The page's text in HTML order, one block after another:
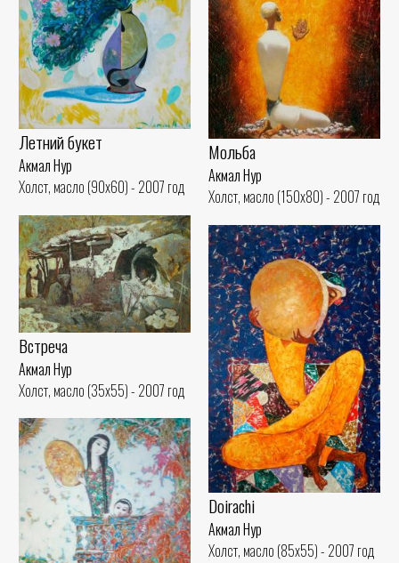
Мольба
Акмал Нур
Холст, масло (150x80) - 2007 год
Летний букет
Акмал Нур
Холст, масло (90x60) - 2007 год
Встреча
Акмал Нур
Холст, масло (35x55) - 2007 год
Doirachi
Акмал Нур
Холст, масло (85x55) - 2007 год